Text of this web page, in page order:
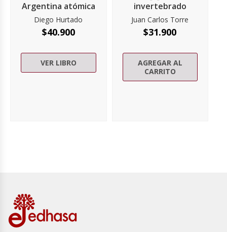
Argentina atómica
Diego Hurtado
$40.900
VER LIBRO
invertebrado
Juan Carlos Torre
$31.900
AGREGAR AL
CARRITO